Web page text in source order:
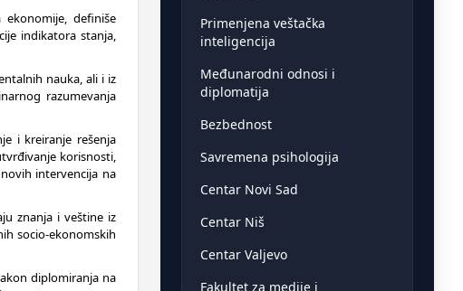
definiše
indikatora stanja,
nauka, ali i iz
razumevanja
i kreiranje rešenja
korisnosti,
intervencija na
znanja i veštine iz
socio-ekonomskih
diplomiranja na
Primenjena veštačka
inteligencija
Međunarodni odnosi i
diplomatija
Bezbednost
Savremena psihologija
Centar Novi Sad
Centar Niš
Centar Valjevo
Fakultet za medije i